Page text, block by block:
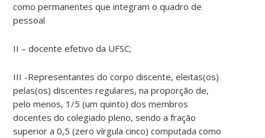
como permanentes que integram o quadro de
pessoal
II – docente efetivo da UFSC;
III -Representantes do corpo discente, eleitas(os)
pelas(os) discentes regulares, na proporção de,
pelo menos, 1/5 (um quinto) dos membros
docentes do colegiado pleno, sendo a fração
superior a 0,5 (zero vírgula cinco) computada como